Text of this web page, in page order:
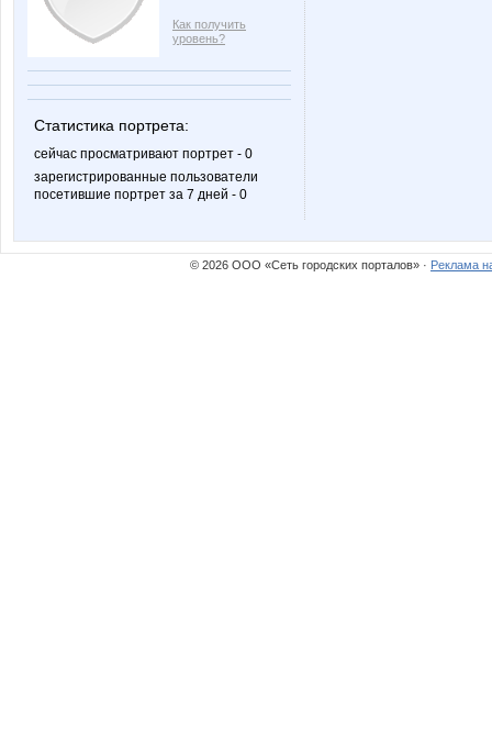
Как получить
уровень?
Статистика портрета:
сейчас просматривают портрет - 0
зарегистрированные пользователи
посетившие портрет за 7 дней - 0
© 2026 ООО «Сеть городских порталов» · Реклама